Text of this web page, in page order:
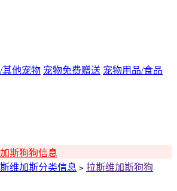
其他宠物 宠物免费赠送 宠物用品/食品
斯狗狗信息
维加斯分类信息 > 拉斯维加斯狗狗